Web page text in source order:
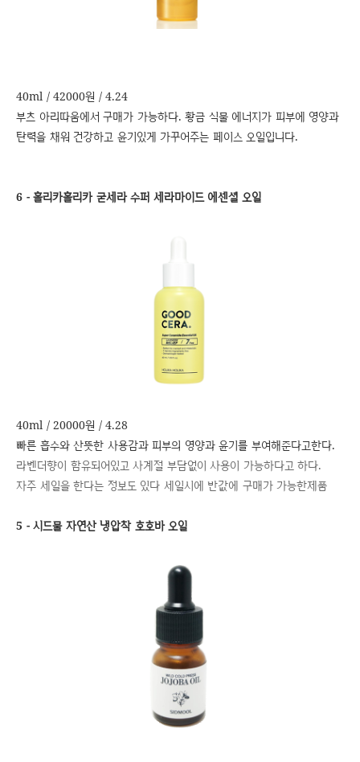
40ml / 42000원 / 4.24
부츠 아리따움에서 구매가 가능하다. 황금 식물 에너지가 피부에 영양과
탄력을 채워 건강하고 윤기있게 가꾸어주는 페이스 오일입니다.
6 - 홀리카홀리카 굳세라 수퍼 세라마이드 에센셜 오일
40ml / 20000원 / 4.28
빠른 흡수와 산뜻한 사용감과 피부의 영양과 윤기를 부여해준다고한다.
라벤더향이 함유되어있고 사계절 부담없이 사용이 가능하다고 하다.
자주 세일을 한다는 정보도 있다 세일시에 반값에 구매가 가능한제품
5 - 시드물 자연산 냉압착 호호바 오일